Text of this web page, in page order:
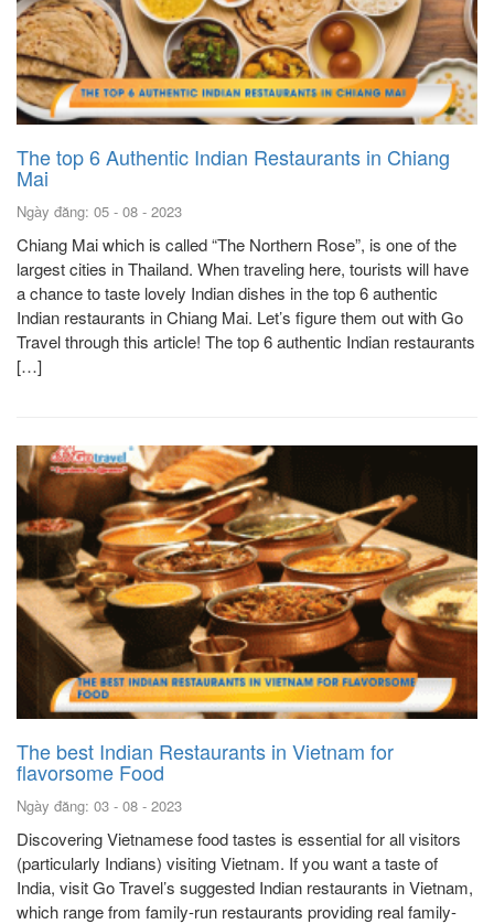
The top 6 Authentic Indian Restaurants in Chiang
Mai
Ngày đăng: 05 - 08 - 2023
Chiang Mai which is called “The Northern Rose”, is one of the
largest cities in Thailand. When traveling here, tourists will have
a chance to taste lovely Indian dishes in the top 6 authentic
Indian restaurants in Chiang Mai. Let’s figure them out with Go
Travel through this article! The top 6 authentic Indian restaurants
[…]
The best Indian Restaurants in Vietnam for
flavorsome Food
Ngày đăng: 03 - 08 - 2023
Discovering Vietnamese food tastes is essential for all visitors
(particularly Indians) visiting Vietnam. If you want a taste of
India, visit Go Travel’s suggested Indian restaurants in Vietnam,
which range from family-run restaurants providing real family-